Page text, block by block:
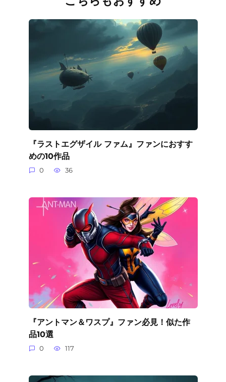
『ラストエグザイル ファム』ファンにおすす
めの10作品
0 36
『アントマン＆ワスプ』ファン必見！似た作
品10選
0 117